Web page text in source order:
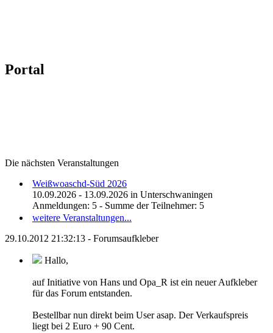
Portal
Die nächsten Veranstaltungen
Weißwoaschd-Süd 2026
10.09.2026 - 13.09.2026 in Unterschwaningen
Anmeldungen: 5 - Summe der Teilnehmer: 5
weitere Veranstaltungen...
29.10.2012 21:32:13 - Forumsaufkleber
Hallo,
auf Initiative von Hans und Opa_R ist ein neuer Aufkleber
für das Forum entstanden.
Bestellbar nun direkt beim User asap. Der Verkaufspreis
liegt bei 2 Euro + 90 Cent.